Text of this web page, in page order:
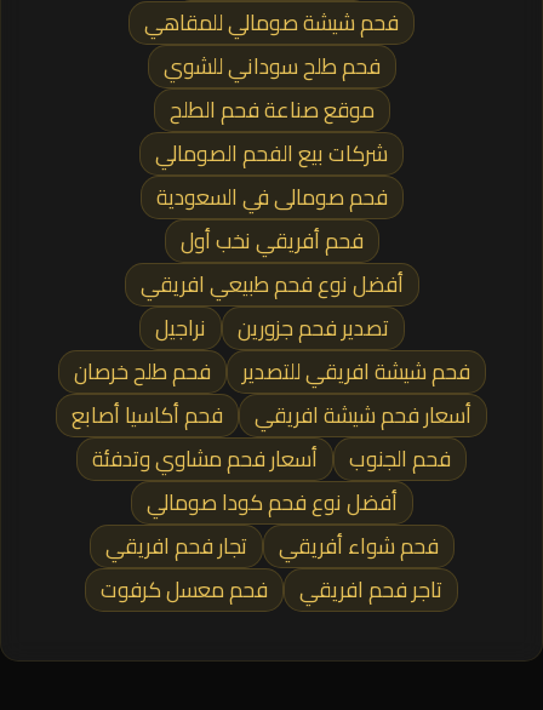
فحم شيشة صومالي للمقاهي
فحم طلح سوداني للشوي
موقع صناعة فحم الطلح
شركات بيع الفحم الصومالي
فحم صومالى في السعودية
فحم أفريقي نخب أول
أفضل نوع فحم طبيعي افريقي
تصدير فحم جزورين
نراجيل
فحم شيشة افريقي للتصدير
فحم طلح خرصان
أسعار فحم شيشة افريقي
فحم أكاسيا أصابع
فحم الجنوب
أسعار فحم مشاوي وتدفئة
أفضل نوع فحم كودا صومالي
فحم شواء أفريقي
تجار فحم افريقي
تاجر فحم افريقي
فحم معسل كرفوت